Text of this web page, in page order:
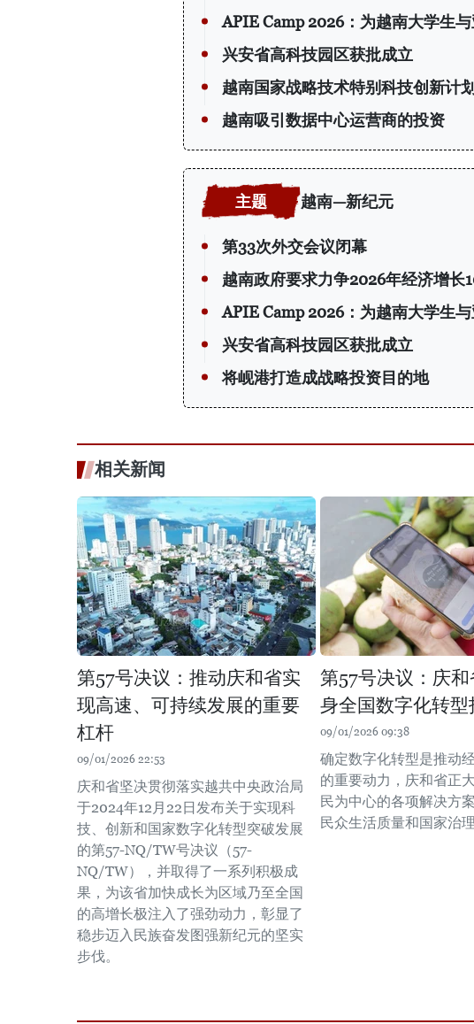
APIE Camp 2026：为越南大学生
兴安省高科技园区获批成立
越南国家战略技术特别科技创新计
越南吸引数据中心运营商的投资
越南—新纪元
第33次外交会议闭幕
越南政府要求力争2026年经济增长
APIE Camp 2026：为越南大学生
兴安省高科技园区获批成立
将岘港打造成战略投资目的地
相关新闻
第57号决议：推动庆和省实
现高速、可持续发展的重要
杠杆
09/01/2026 22:53
庆和省坚决贯彻落实越共中央政治局
于2024年12月22日发布关于实现科
技、创新和国家数字化转型突破发展
的第57-NQ/TW号决议（57-
NQ/TW），并取得了一系列积极成
果，为该省加快成长为区域乃至全国
的高增长极注入了强劲动力，彰显了
稳步迈入民族奋发图强新纪元的坚实
步伐。
第57号决议：庆
身全国数字化转型
09/01/2026 09:38
确定数字化转型是推动
的重要动力，庆和省正
民为中心的各项解决方
民众生活质量和国家治理